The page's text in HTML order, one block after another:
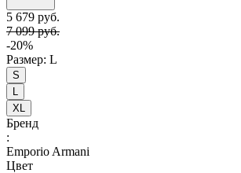
5 679 руб.
7 099 руб.
-20%
Размер: L
S
L
XL
Бренд
:
Emporio Armani
Цвет